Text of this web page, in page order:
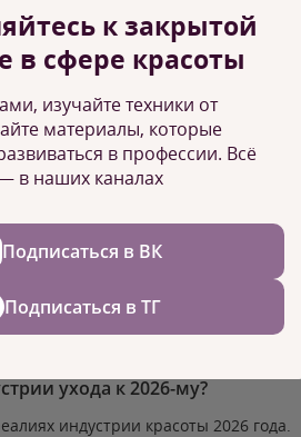
ухода к 2026-му?
индустрии красоты 2026 года.
к закрытой
в сфере красоты
изучайте техники от
материалы, которые
в профессии. Всё
в наших каналах
Подписаться в ВК
Подписаться в ТГ